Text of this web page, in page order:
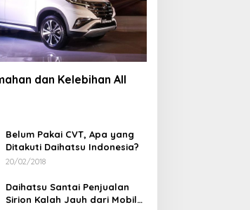
Resmi
Jamnas XII
Komitmen Tanpa
Kompromi, Polsek
Tambora Bongkar Sindikat
dan Kelebihan All
Belum Pakai CVT, Apa yang
Ditakuti Daihatsu Indonesia?
20/02/2018
Daihatsu Santai Penjualan
Sirion Kalah Jauh dari Mobil